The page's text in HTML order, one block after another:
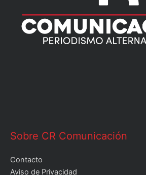
Sobre CR Comunicación
Contacto
Aviso de Privacidad